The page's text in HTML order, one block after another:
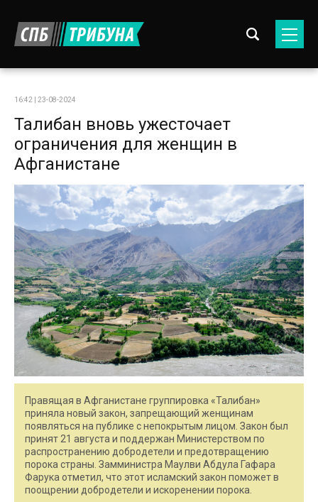
16:42 | 23-08-2024
Талибан вновь ужесточает
ограничения для женщин в
Афганистане
Правящая в Афганистане группировка «Талибан»
приняла новый закон, запрещающий женщинам
появляться на публике с непокрытым лицом. Закон был
принят 21 августа и поддержан Министерством по
распространению добродетели и предотвращению
порока страны. Замминистра Маулви Абдула Гафара
Фарука отметил, что этот исламский закон поможет в
поощрении добродетели и искоренении порока.